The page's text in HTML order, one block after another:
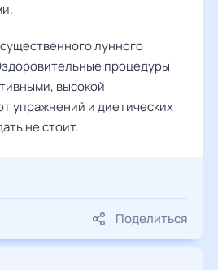
лунного
процедуры
высокой
упражнений и диетических
не стоит.
Поделиться